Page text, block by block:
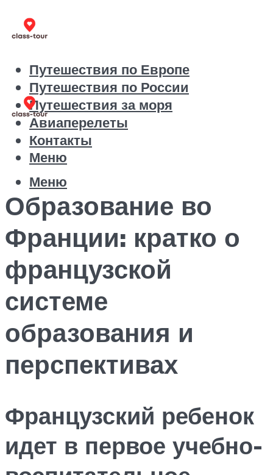
Путешествия по Европе
Путешествия по России
Путешествия за моря
Авиаперелеты
Контакты
Меню
Меню
Образование во
Франции: кратко о
французской
системе
образования и
перспективах
Французский ребенок
идет в первое учебно-